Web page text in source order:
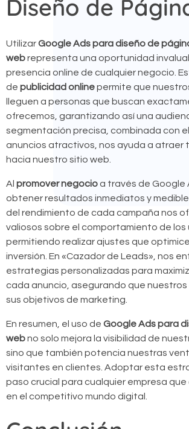
Diseño de
UtilizarGoogle Ads para diseño de
webrepresenta una oportunidad
presencia online de cualquier negocio.
de publicidad onlinepermite que
lleguen a personas que buscan
ofrecemos, garantizando así una
segmentación precisa, combinada con
anuncios atractivos, nos ayuda a atraer
hacia nuestro sitio web.
Al promover negocioa través de Google
obtener resultados inmediatos y
del rendimiento de cada campaña nos
valiosos sobre el comportamiento de los
permitiendo realizar ajustes que
inversión. En «Cazador de Leads», nos
estrategias personalizadas para
cada anuncio, asegurando que
sus objetivos de marketing.
En resumen, el uso de Google Ads para
webno solo mejora la visibilidad de
sino que también potencia nuestras
visitantes en clientes. Adoptar esta
paso crucial para cualquier empresa
en el competitivo mundo digital.